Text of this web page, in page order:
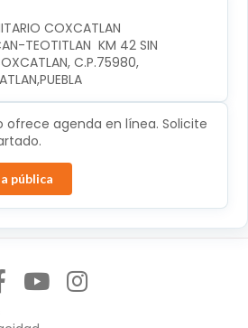
COXCATLAN
TEOTITLAN  KM 42 SIN
C.P.75980,
ofrece agenda en línea. Solicite
pública